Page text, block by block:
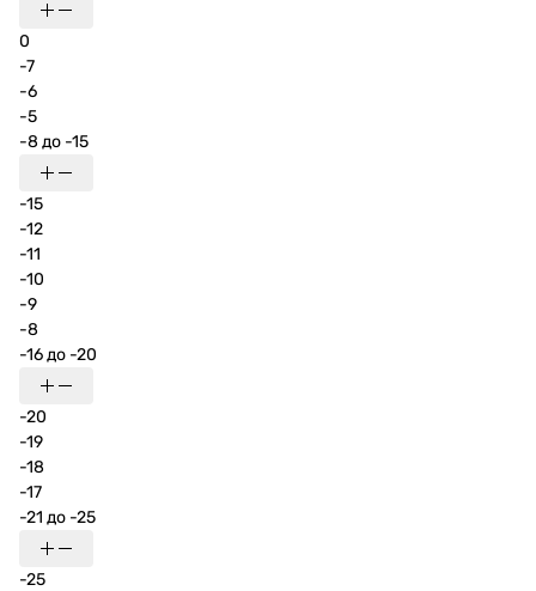
0
-7
-6
-5
-8 до -15
-15
-12
-11
-10
-9
-8
-16 до -20
-20
-19
-18
-17
-21 до -25
-25